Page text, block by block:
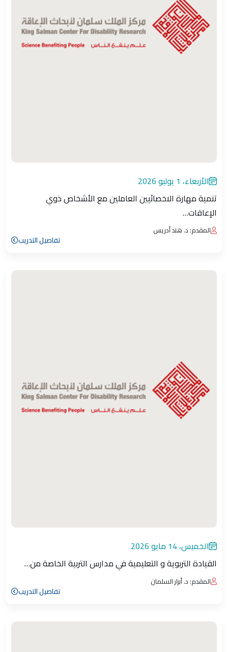
الأربعاء، 1 يوليو 2026
تنمية مهارة الاخصائيين العاملين مع الأشخاص ذوي
الإعاقات…
المقدم: د. هند أدريس
تفاصيل التدريب
الخميس، 14 مايو 2026
القيادة التربوية و التعليمية في مدارس التربية الخاصة من…
المقدم: د. أبرار السلمان
تفاصيل التدريب